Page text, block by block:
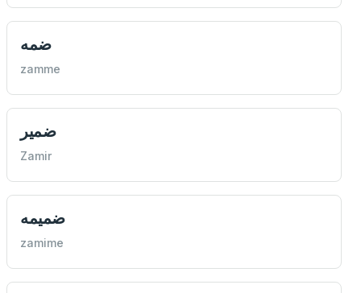
ضمه
zamme
ضمير
Zamir
ضميمه
zamime